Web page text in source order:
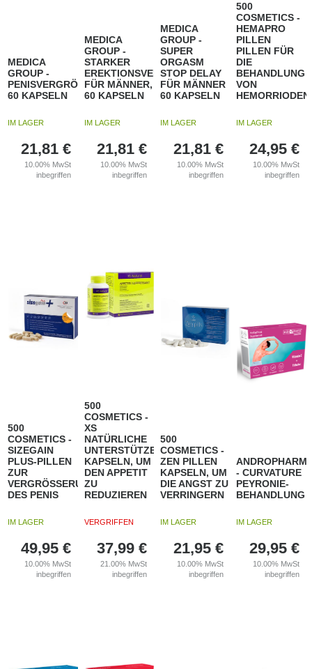
MEDICA
GROUP -
PENISVERGRÖSSERUNG,
60 KAPSELN
IM LAGER
21,81 €
10.00% MwSt
inbegriffen
MEDICA
GROUP -
STARKER
EREKTIONSVERSTÄRKER
FÜR MÄNNER,
60 KAPSELN
IM LAGER
21,81 €
10.00% MwSt
inbegriffen
MEDICA
GROUP -
SUPER
ORGASM
STOP DELAY
FÜR MÄNNER
60 KAPSELN
IM LAGER
21,81 €
10.00% MwSt
inbegriffen
500
COSMETICS -
HEMAPRO
PILLEN
PILLEN FÜR
DIE
BEHANDLUNG
VON
HEMORRIODEN
IM LAGER
24,95 €
10.00% MwSt
inbegriffen
500
COSMETICS -
SIZEGAIN
PLUS-PILLEN
ZUR
VERGRÖSSERUNG
DES PENIS
IM LAGER
49,95 €
10.00% MwSt
inbegriffen
500
COSMETICS -
XS
NATÜRLICHE
UNTERSTÜTZENDE
KAPSELN, UM
DEN APPETIT
ZU
REDUZIEREN
VERGRIFFEN
37,99 €
21.00% MwSt
inbegriffen
500
COSMETICS -
ZEN PILLEN
KAPSELN, UM
DIE ANGST ZU
VERRINGERN
IM LAGER
21,95 €
10.00% MwSt
inbegriffen
- CURVATURE
PEYRONIE-
BEHANDLUNG
IM LAGER
29,95 €
10.00% MwSt
inbegriffen